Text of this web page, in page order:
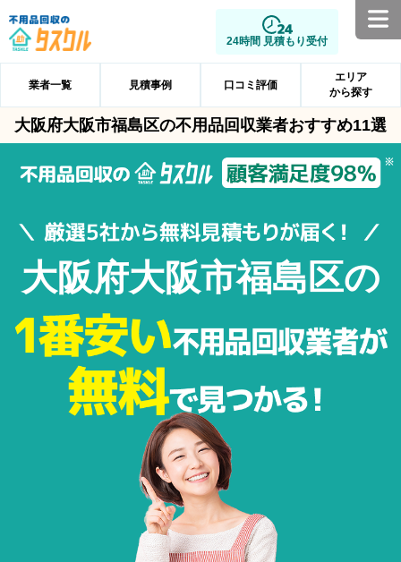
24時間 見積もり受付
業者一覧 見積事例 口コミ評価
エリア
から探す
大阪府大阪市福島区の不用品回収業者おすすめ11選
大阪府大阪市福島区の